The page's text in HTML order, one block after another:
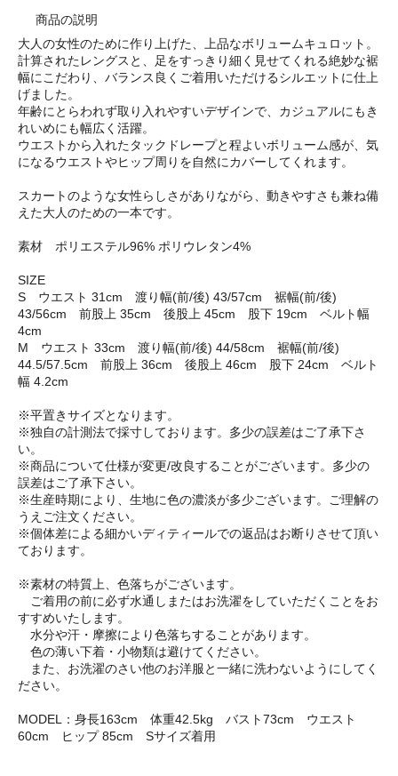
商品の説明
大人の女性のために作り上げた、上品なボリュームキュロット。
計算されたレングスと、足をすっきり細く見せてくれる絶妙な裾
幅にこだわり、バランス良くご着用いただけるシルエットに仕上
げました。
年齢にとらわれず取り入れやすいデザインで、カジュアルにもき
れいめにも幅広く活躍。
ウエストから入れたタックドレープと程よいボリューム感が、気
になるウエストやヒップ周りを自然にカバーしてくれます。
スカートのような女性らしさがありながら、動きやすさも兼ね備
えた大人のための一本です。
素材 ポリエステル96% ポリウレタン4%
SIZE
S ウエスト 31cm 渡り幅(前/後) 43/57cm 裾幅(前/後)
43/56cm 前股上 35cm 後股上 45cm 股下 19cm ベルト幅
4cm
M ウエスト 33cm 渡り幅(前/後) 44/58cm 裾幅(前/後)
44.5/57.5cm 前股上 36cm 後股上 46cm 股下 24cm ベルト
幅 4.2cm
※平置きサイズとなります。
※独自の計測法で採寸しております。多少の誤差はご了承下さ
い。
※商品について仕様が変更/改良することがございます。多少の
誤差はご了承下さい。
※生産時期により、生地に色の濃淡が多少ございます。ご理解の
うえご注文ください。
※個体差による細かいディティールでの返品はお断りさせて頂い
ております。
※素材の特質上、色落ちがございます。
ご着用の前に必ず水通しまたはお洗濯をしていただくことをお
すすめいたします。
水分や汗・摩擦により色落ちすることがあります。
色の薄い下着・小物類は避けてください。
また、お洗濯のさい他のお洋服と一緒に洗わないようにしてく
ださい。
MODEL：身長163cm 体重42.5kg バスト73cm ウエスト
60cm ヒップ 85cm Sサイズ着用